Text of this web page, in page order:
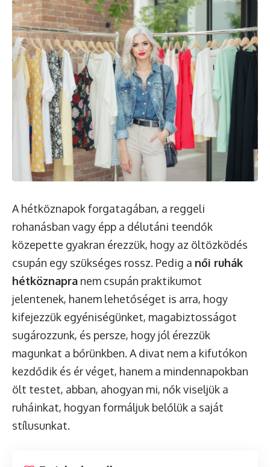
A hétköznapok forgatagában, a reggeli
rohanásban vagy épp a délutáni teendők
közepette gyakran érezzük, hogy az öltözködés
csupán egy szükséges rossz. Pedig a női ruhák
hétköznapra nem csupán praktikumot
jelentenek, hanem lehetőséget is arra, hogy
kifejezzük egyéniségünket, magabiztosságot
sugározzunk, és persze, hogy jól érezzük
magunkat a bőrünkben. A divat nem a kifutókon
kezdődik és ér véget, hanem a mindennapokban
ölt testet, abban, ahogyan mi, nők viseljük a
ruháinkat, hogyan formáljuk belőlük a saját
stílusunkat.